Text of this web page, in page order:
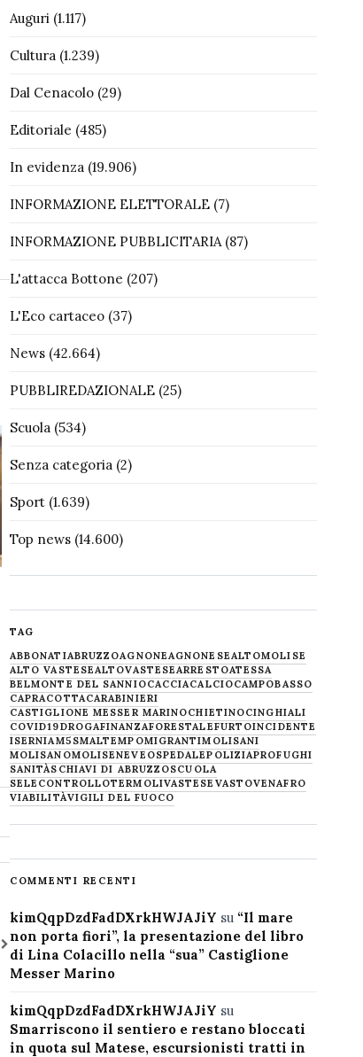
Auguri(1.117)
Cultura(1.239)
Dal Cenacolo(29)
Editoriale (485)
In evidenza(19.906)
INFORMAZIONE ELETTORALE(7)
INFORMAZIONE PUBBLICITARIA(87)
L'attacca Bottone (207)
L'Eco cartaceo(37)
News(42.664)
PUBBLIREDAZIONALE(25)
Scuola(534)
Senza categoria(2)
Sport(1.639)
Top news(14.600)
TAG
ABBONATIABRUZZOAGNONEAGNONESEALTOMOLISE
ALTO VASTESEALTOVASTESEARRESTOATESSA
BELMONTE DEL SANNIOCACCIACALCIOCAMPOBASSO
CAPRACOTTACARABINIERI
CASTIGLIONE MESSER MARINOCHIETINOCINGHIALI
COVID19DROGAFINANZAFORESTALEFURTOINCIDENTE
ISERNIAM5SMALTEMPOMIGRANTIMOLISANI
MOLISANOMOLISENEVE OSPEDALEPOLIZIAPROFUGHI
SANITÀSCHIAVI DI ABRUZZOSCUOLA
SELECONTROLLOTERMOLIVASTESE VASTOVENAFRO
VIABILITÀVIGILI DEL FUOCO
COMMENTI RECENTI
kimQqpDzdFadDXrkHWJAJiY su “Il mare
non porta fiori”, la presentazione del libro
di Lina Colacillo nella “sua” Castiglione
Messer Marino
kimQqpDzdFadDXrkHWJAJiY su
Smarriscono il sentiero e restano bloccati
in quota sul Matese, escursionisti tratti in